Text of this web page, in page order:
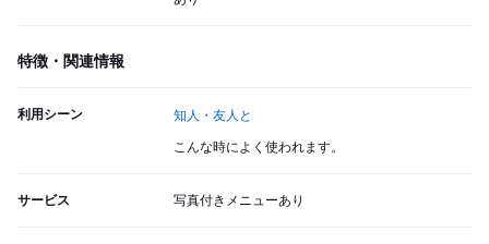
特徴・関連情報
利用シーン 知人・友人と
こんな時によく使われます。
サービス 写真付きメニューあり